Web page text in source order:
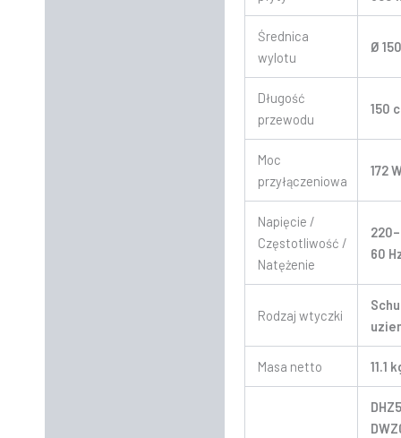
Średnica
wylotu
Ø
Długość
przewodu
150
Moc
przyłączeniowa
172
Napięcie /
Częstotliwość /
Natężenie
60
Rodzaj wtyczki
Masa netto 11.1